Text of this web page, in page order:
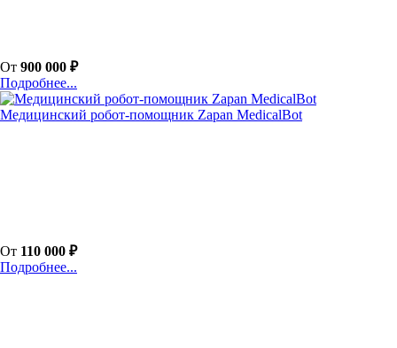
От 900 000 ₽
Подробнее...
Медицинский робот-помощник Zapan MedicalBot
От 110 000 ₽
Подробнее...